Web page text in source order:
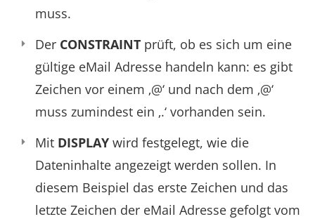
muss.
Der CONSTRAINT prüft, ob es sich um eine
gültige eMail Adresse handeln kann: es gibt
Zeichen vor einem ‚@‘ und nach dem ‚@‘
muss zumindest ein ‚.‘ vorhanden sein.
Mit DISPLAY wird festgelegt, wie die
Dateninhalte angezeigt werden sollen. In
diesem Beispiel das erste Zeichen und das
letzte Zeichen der eMail Adresse gefolgt vom